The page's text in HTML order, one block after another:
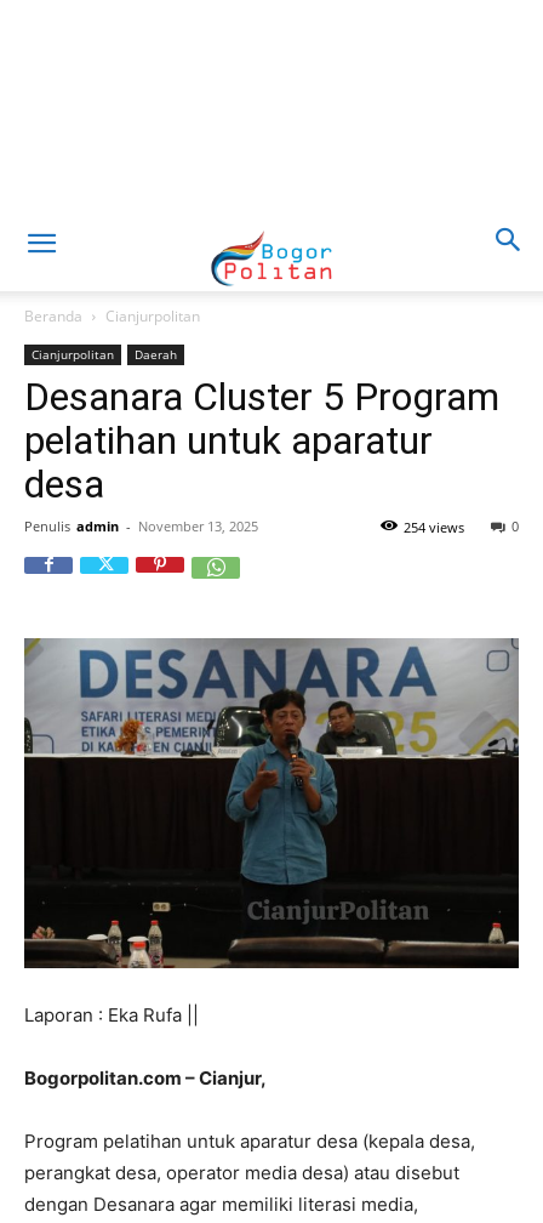
Beranda Cianjurpolitan
Cianjurpolitan Daerah
Desanara Cluster 5 Program
pelatihan untuk aparatur
desa
Penulis admin - November 13, 2025 0
254 views
Laporan : Eka Rufa ||
Bogorpolitan.com – Cianjur,
Program pelatihan untuk aparatur desa (kepala desa,
perangkat desa, operator media desa) atau disebut
dengan Desanara agar memiliki literasi media,